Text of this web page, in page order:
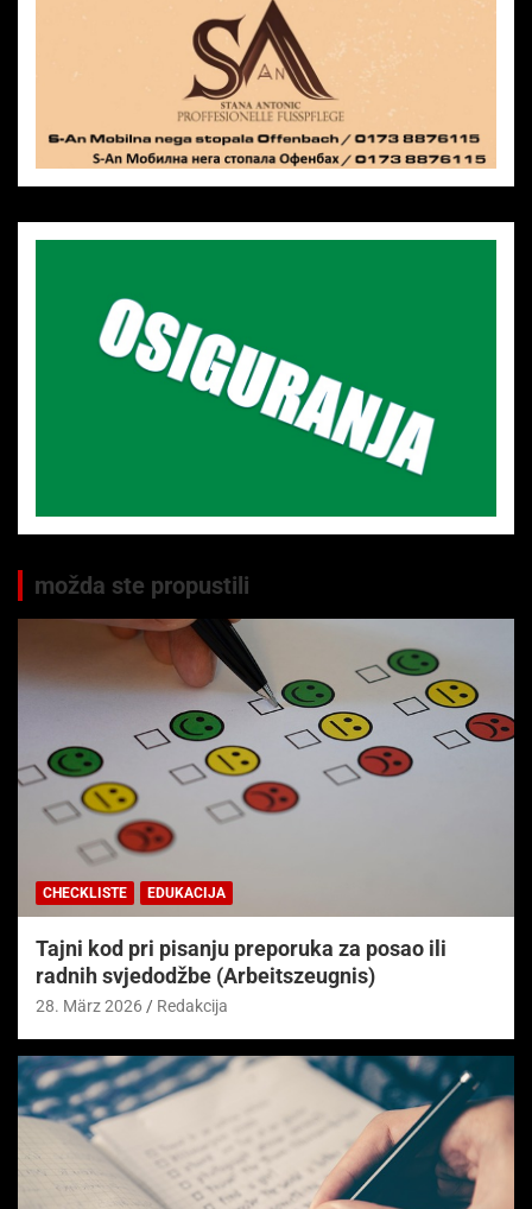
možda ste propustili
CHECKLISTE EDUKACIJA
Tajni kod pri pisanju preporuka za posao ili
radnih svjedodžbe (Arbeitszeugnis)
28. März 2026 Redakcija